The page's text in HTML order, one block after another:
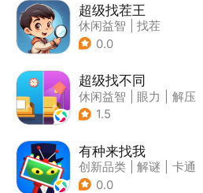
超级找茬王
休闲益智
找茬
0.0
超级找不同
休闲益智 眼力
解压
| 找茬
1.5
有种来找我
创新品类 解谜
卡通
| 休闲益智
0.0